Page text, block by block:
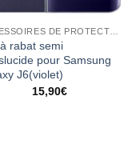
rabat semi
pour Samsung
J6(violet)
15,90€